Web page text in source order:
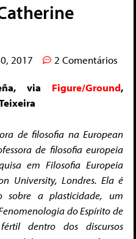
2017 2 Comentários
via Figure/Ground,
de filosofia na European
de filosofia europeia
em Filosofia Europeia
University, Londres. Ela é
sobre a plasticidade, um
do Espírito de
dentro dos discursos